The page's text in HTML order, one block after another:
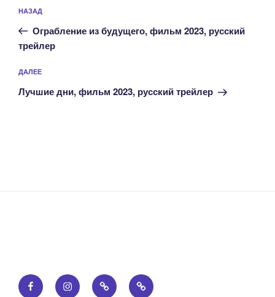
по
записям
Предыдущая
запись:
НАЗАД
Ограбление из будущего, фильм 2023, русский
трейлер
Следующая
запись
ДАЛЕЕ
Лучшие дни, фильм 2023, русский трейлер
FacebookInstagramEmail Правообладателям